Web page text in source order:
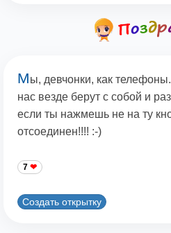
Мы, девчонки, как
нас везде берут с собой и
если ты нажмешь не на ту
отсоединен!!!! :-)
7
Создать открытку